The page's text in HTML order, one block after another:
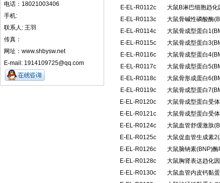
电话：18021003406
手机:
联系人: 王羽
传真：
网址：www.shbysw.net
E-mail: 1914109725@qq.com
E-EL-R0112c
大鼠B淋巴细胞趋
E-EL-R0113c
大鼠骨碱性磷酸酶
E-EL-R0114c
大鼠骨成型蛋白
E-EL-R0115c
大鼠骨成型蛋白
E-EL-R0116c
大鼠骨成型蛋白
E-EL-R0117c
大鼠骨成型蛋白
E-EL-R0118c
大鼠骨形成蛋白
E-EL-R0119c
大鼠骨成型蛋白
E-EL-R0120c
大鼠骨成型蛋白受
E-EL-R0121c
大鼠骨成型蛋白受
E-EL-R0124c
大鼠血管舒缓激肽
E-EL-R0125c
大鼠促血管生成素
E-EL-R0126c
大鼠脑钠素(BNP)
E-EL-R0128c
大鼠胸肾表达趋化
E-EL-R0130c
大鼠血管内皮钙黏